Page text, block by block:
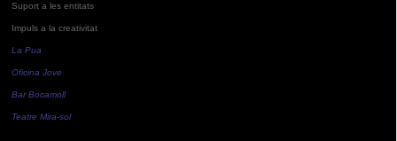
Suport a les entitats
Impuls a la creativitat
La Pua
Oficina Jove
Bar Bocamoll
Teatre Mira-sol